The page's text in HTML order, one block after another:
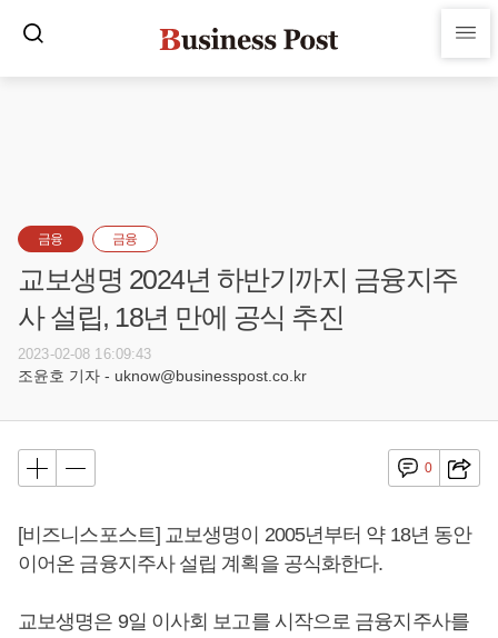
금융 금융
교보생명 2024년 하반기까지 금융지주
사 설립, 18년 만에 공식 추진
2023-02-08 16:09:43
조윤호 기자 - uknow@businesspost.co.kr
0
[비즈니스포스트] 교보생명이 2005년부터 약 18년 동안
이어온 금융지주사 설립 계획을 공식화한다.
교보생명은 9일 이사회 보고를 시작으로 금융지주사를